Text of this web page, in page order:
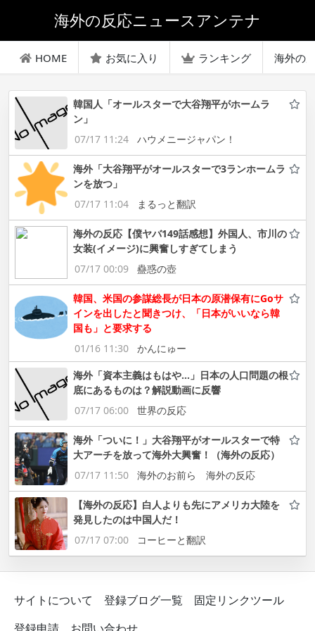
海外の反応ニュースアンテナ
HOME お気に入り ランキング 海外の
韓国人「オールスターで大谷翔平がホームラ
ン」
07/17 11:24
ハウメニージャパン！
海外「大谷翔平がオールスターで3ランホームラ
ンを放つ」
07/17 11:04
まるっと翻訳
海外の反応【僕ヤバ149話感想】外国人、市川の
女装(イメージ)に興奮しすぎてしまう
07/17 00:09
蠱惑の壺
韓国、米国の参謀総長が日本の原潜保有にGoサ
インを出したと聞きつけ、「日本がいいなら韓
国も」と要求する
01/16 11:30
かんにゅー
海外「資本主義はもはや…」日本の人口問題の根
底にあるものは？解説動画に反響
07/17 06:00
世界の反応
海外「ついに！」大谷翔平がオールスターで特
大アーチを放って海外大興奮！（海外の反応）
07/17 11:50
海外のお前ら 海外の反応
【海外の反応】白人よりも先にアメリカ大陸を
発見したのは中国人だ！
07/17 07:00
コーヒーと翻訳
サイトについて 登録ブログ一覧
固定リンクツール